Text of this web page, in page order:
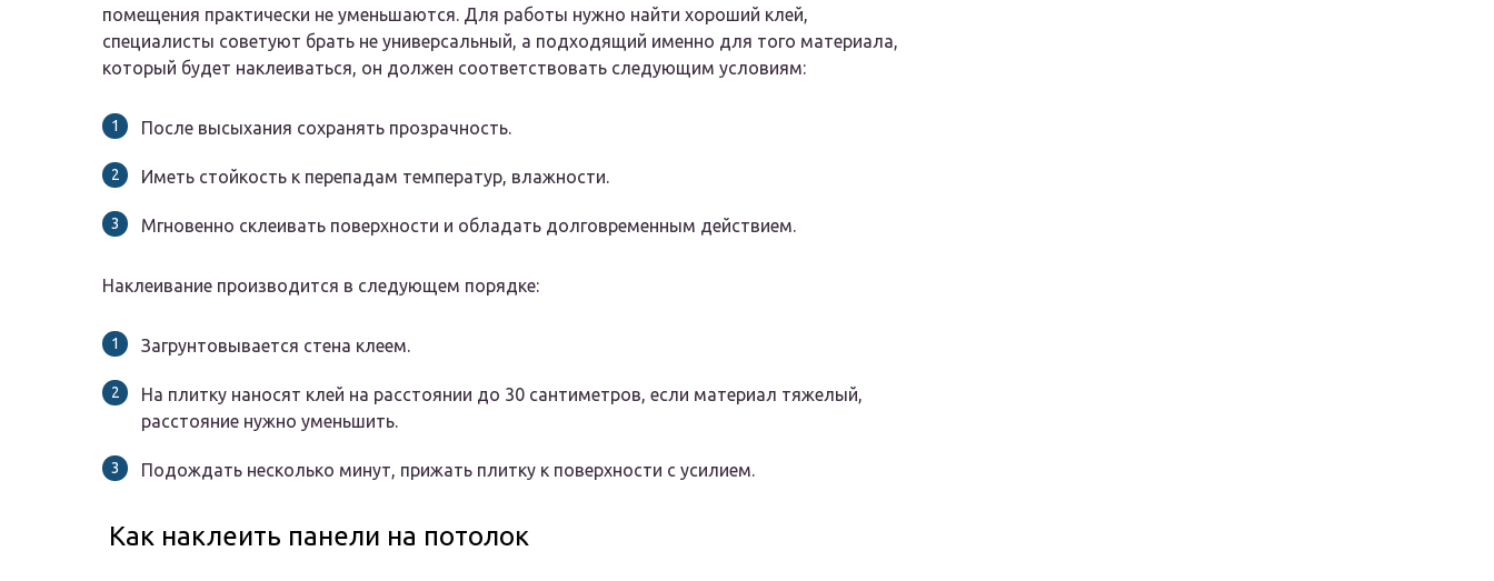
помещения практически не уменьшаются. Для работы нужно найти хороший клей,
специалисты советуют брать не универсальный, а подходящий именно для того материала,
который будет наклеиваться, он должен соответствовать следующим условиям:
После высыхания сохранять прозрачность.
Иметь стойкость к перепадам температур, влажности.
Мгновенно склеивать поверхности и обладать долговременным действием.
Наклеивание производится в следующем порядке:
Загрунтовывается стена клеем.
На плитку наносят клей на расстоянии до 30 сантиметров, если материал тяжелый,
расстояние нужно уменьшить.
Подождать несколько минут, прижать плитку к поверхности с усилием.
Как наклеить панели на потолок